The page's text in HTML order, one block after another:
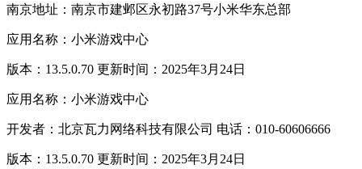
南京地址：南京市建邺区永初路37号小米华东总部
应用名称：小米游戏中心
版本：13.5.0.70 更新时间：2025年3月24日
应用名称：小米游戏中心
开发者：北京瓦力网络科技有限公司 电话：010-60606666
版本：13.5.0.70 更新时间：2025年3月24日